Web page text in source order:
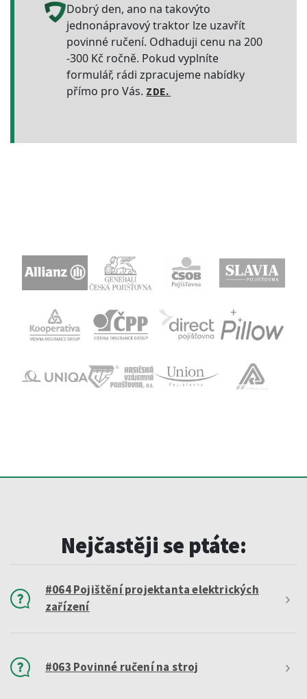
Dobrý den, ano na takovýto
jednonápravový traktor lze uzavřít
povinné ručení. Odhaduji cenu na 200
-300 Kč ročně. Pokud vyplníte
formulář, rádi zpracujeme nabídky
přímo pro Vás. ZDE.
Nejčastěji se ptáte:
#064 Pojištění projektanta elektrických
zařízení
#063 Povinné ručení na stroj